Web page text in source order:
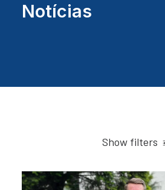
Notícias
Show filters